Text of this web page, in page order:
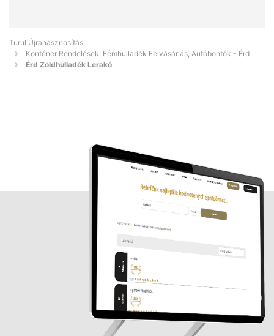
Turul Újrahasznosítás
Konténer Rendelések, Fémhulladék Felvásárlás, Autóbontók - Érd
Érd Zöldhulladék Lerakó